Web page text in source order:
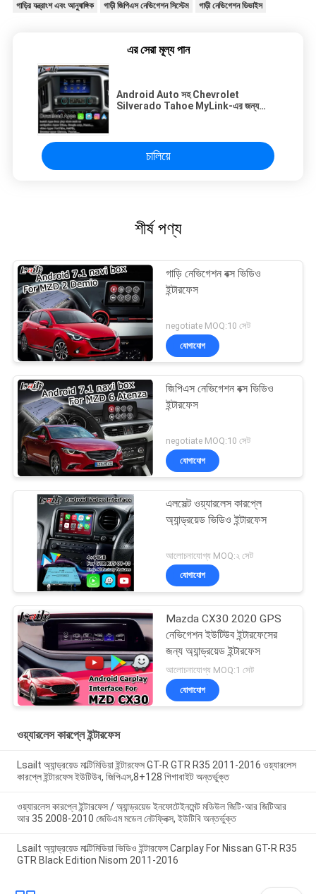
গাড়ির যন্ত্রাংশ এবং আনুষাঙ্গিক গাড়ী জিপিএস নেভিগেশন সিস্টেম গাড়ী নেভিগেশন ডিভাইস
এর সেরা মূল্য পান
Android Auto সহ Chevrolet
Silverado Tahoe MyLink-এর জন্য
চালিয়ে
শীর্ষ পণ্য
গাড়ি নেভিগেশন বক্স ভিডিও
ইন্টারফেস
negotiate MOQ:10 সেট
যোগাযোগ
জিপিএস নেভিগেশন বক্স ভিডিও
ইন্টারফেস
negotiate MOQ:10 সেট
যোগাযোগ
এলসেল্ট ওয়্যারলেস কারপ্লে
অ্যান্ড্রয়েড ভিডিও ইন্টারফেস
আলোচনাযোগ্য MOQ:২ সেট
যোগাযোগ
Mazda CX30 2020 GPS
নেভিগেশন ইউটিউব ইন্টারফেসের
জন্য অ্যান্ড্রয়েড ইন্টারফেস
আলোচনাযোগ্য MOQ:1 সেট
যোগাযোগ
ওয়্যারলেস কারপ্লে ইন্টারফেস
Lsailt অ্যান্ড্রয়েড মাল্টিমিডিয়া ইন্টারফেস GT-R GTR R35 2011-2016 ওয়্যারলেস
কারপ্লে ইন্টারফেস ইউটিউব, জিপিএস,8+128 গিগাবাইট অন্তর্ভুক্ত
ওয়্যারলেস কারপ্লে ইন্টারফেস / অ্যান্ড্রয়েড ইনফোটেইনমেন্ট মডিউল জিটি-আর জিটিআর
আর 35 2008-2010 জেডিএম মডেল নেটফ্লিক্স, ইউটিবি অন্তর্ভুক্ত
Lsailt অ্যান্ড্রয়েড মাল্টিমিডিয়া ভিডিও ইন্টারফেস Carplay For Nissan GT-R R35
GTR Black Edition Nisom 2011-2016